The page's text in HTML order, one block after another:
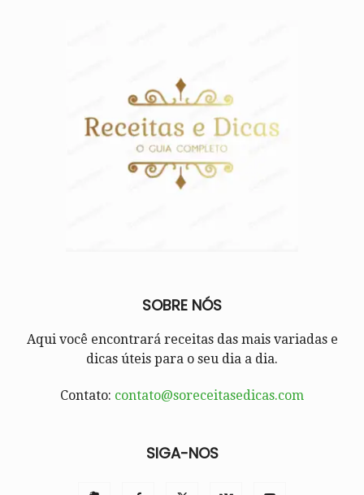
SOBRE NÓS
Aqui você encontrará receitas das mais variadas e
dicas úteis para o seu dia a dia.
Contato: contato@soreceitasedicas.com
SIGA-NOS